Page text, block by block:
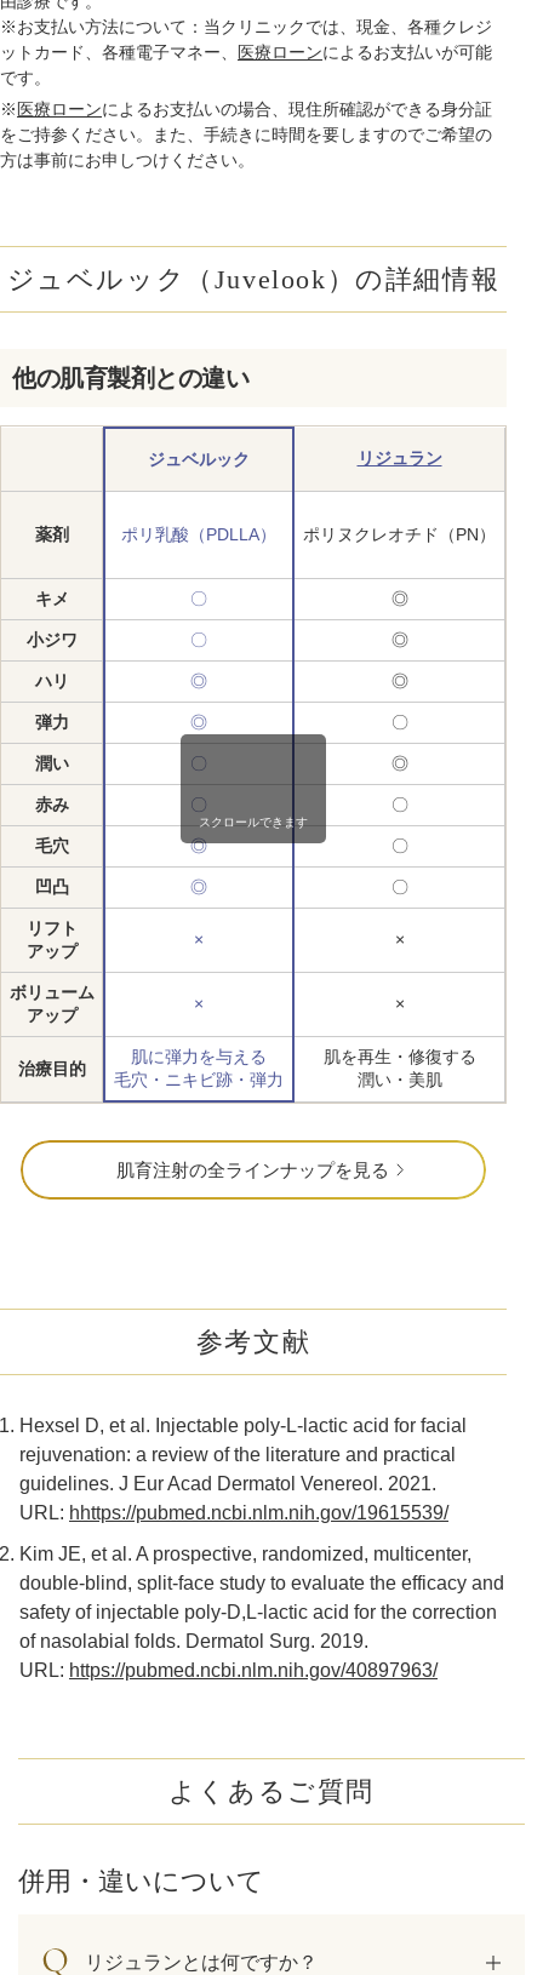
※お支払い方法について：当クリニックでは、現金、各種クレジ
ットカード、各種電子マネー、
医療ローンによるお支払いが可能
です。
※ 医療ローンによるお支払いの場合、現住所確認ができる身分証
をご持参ください。また、手続きに時間を要しますのでご希望の
方は事前にお申しつけください。
ジュベルック（Juvelook）の詳細情報
他の肌育製剤との違い
ジュベルック リジュラン
薬剤 ポリ乳酸（PDLLA） ポリヌクレオチド（PN）
キメ 〇 ◎
小ジワ 〇 ◎
ハリ ◎ ◎
弾力 ◎ 〇
潤い 〇 ◎
赤み 〇 〇
毛穴 ◎ 〇
凹凸 ◎ 〇
リフト
アップ
× ×
ボリューム
アップ
× ×
治療目的
肌に弾力を与える
毛穴・ニキビ跡・弾力
肌を再生・修復する
潤い・美肌
スクロールできます
肌育注射の全ラインナップを見る
参考文献
Hexsel D, et al. Injectable poly-L-lactic acid for facial
rejuvenation: a review of the literature and practical
guidelines. J Eur Acad Dermatol Venereol. 2021.
URL: hhttps://pubmed.ncbi.nlm.nih.gov/19615539/
Kim JE, et al. A prospective, randomized, multicenter,
double-blind, split-face study to evaluate the efficacy and
safety of injectable poly-D,L-lactic acid for the correction
of nasolabial folds. Dermatol Surg. 2019.
URL: https://pubmed.ncbi.nlm.nih.gov/40897963/
よくあるご質問
併用・違いについて
リジュランとは何ですか？